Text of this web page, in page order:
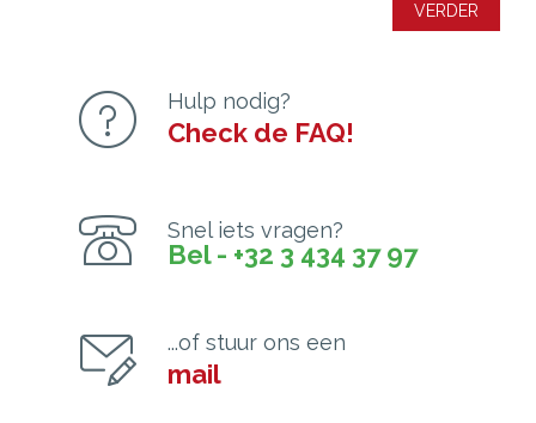
VERDER
Hulp nodig?
Check de FAQ!
Snel iets vragen?
Bel - +32 3 434 37 97
...of stuur ons een
mail